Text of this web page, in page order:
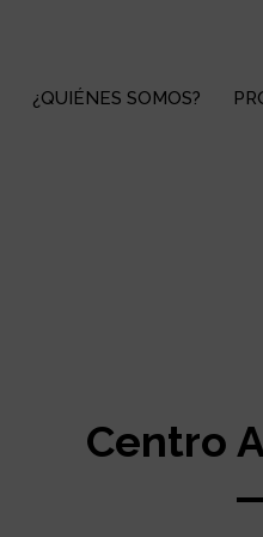
¿QUIÉNES SOMOS?
Centro